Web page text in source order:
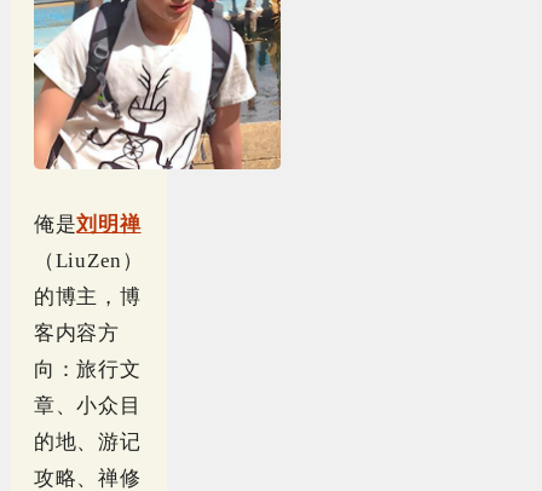
俺是刘明禅
（LiuZen）
的博主，博
客内容方
向：旅行文
章、小众目
的地、游记
攻略、禅修